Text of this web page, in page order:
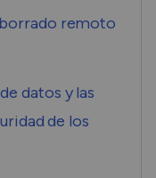
remoto
datos y las
de los